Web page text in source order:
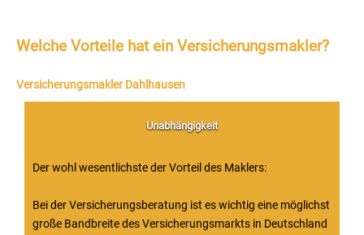
Welche Vorteile hat ein Versicherungsmakler?
Versicherungsmakler Dahlhausen
Unabhängigkeit
Der wohl wesentlichste der Vorteil des Maklers:
Bei der Versicherungsberatung ist es wichtig eine möglichst
große Bandbreite des Versicherungsmarkts in Deutschland